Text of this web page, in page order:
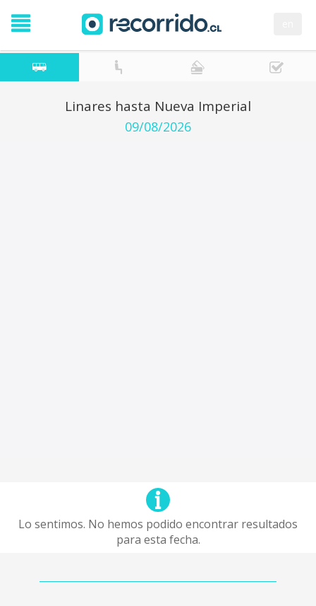
Linares hasta Nueva Imperial
09/08/2026
Lo sentimos. No hemos podido encontrar resultados
para esta fecha.